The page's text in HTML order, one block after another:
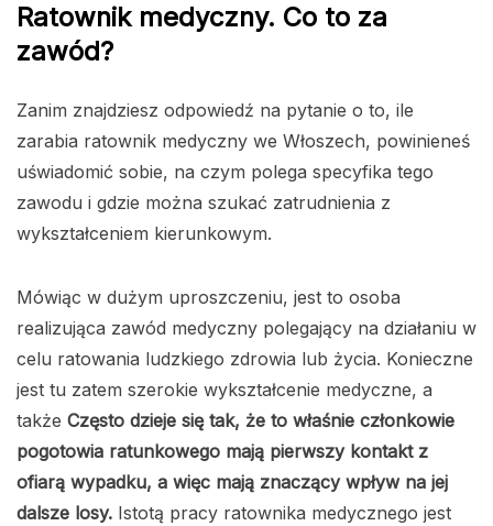
Ratownik medyczny. Co to za
zawód?
Zanim znajdziesz odpowiedź na pytanie o to, ile
zarabia ratownik medyczny we Włoszech, powinieneś
uświadomić sobie, na czym polega specyfika tego
zawodu i gdzie można szukać zatrudnienia z
wykształceniem kierunkowym.
Mówiąc w dużym uproszczeniu, jest to osoba
realizująca zawód medyczny polegający na działaniu w
celu ratowania ludzkiego zdrowia lub życia. Konieczne
jest tu zatem szerokie wykształcenie medyczne, a
także Często dzieje się tak, że to właśnie członkowie
pogotowia ratunkowego mają pierwszy kontakt z
ofiarą wypadku, a więc mają znaczący wpływ na jej
dalsze losy. Istotą pracy ratownika medycznego jest